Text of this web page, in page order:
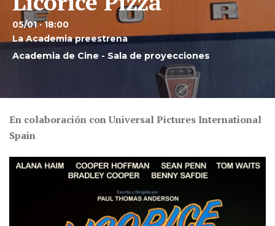
05/01 · 18:00
La Academia preestrena
Academia de Cine - Sala de proyecciones
En colaboración con Universal Pictures International
Spain